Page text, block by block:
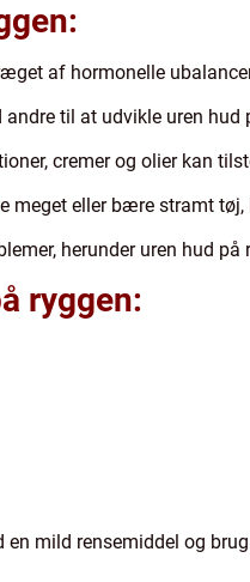
af hormonelle
til at udvikle uren
cremer og olier kan
meget eller bære stramt
herunder uren hud på
ryggen:
mild rensemiddel og